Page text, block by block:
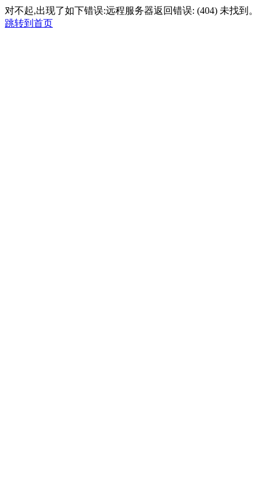
对不起,出现了如下错误:远程服务器返回错误: (404) 未找到。
跳转到首页